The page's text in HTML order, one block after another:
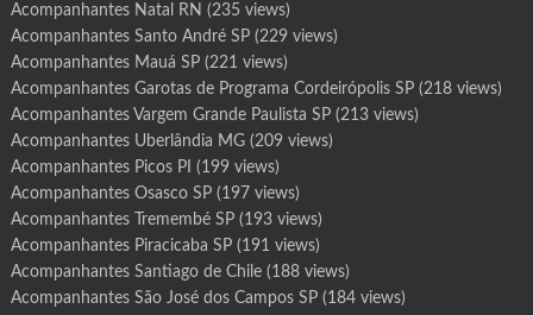
Acompanhantes Natal RN (235 views)
Acompanhantes Santo André SP(229 views)
Acompanhantes Mauá SP(221 views)
Acompanhantes Garotas de Programa Cordeirópolis SP(218 views)
Acompanhantes Vargem Grande Paulista SP(213 views)
Acompanhantes Uberlândia MG(209 views)
Acompanhantes Picos PI (199 views)
Acompanhantes Osasco SP(197 views)
Acompanhantes Tremembé SP(193 views)
Acompanhantes Piracicaba SP(191 views)
Acompanhantes Santiago de Chile(188 views)
Acompanhantes São José dos Campos SP(184 views)